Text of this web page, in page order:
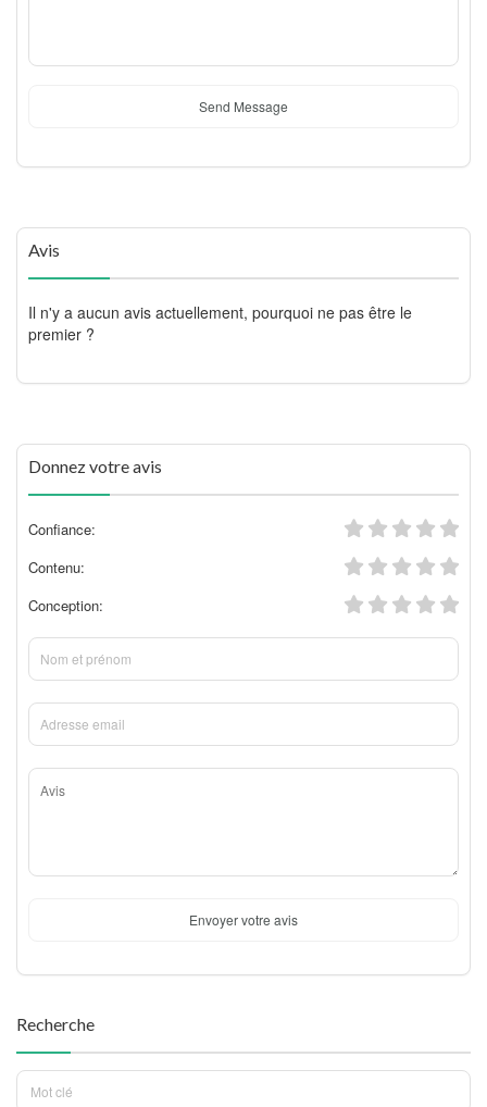
Send Message
Avis
Il n'y a aucun avis actuellement, pourquoi ne pas être le
premier ?
Donnez votre avis
Confiance:
Contenu:
Conception:
Envoyer votre avis
Recherche